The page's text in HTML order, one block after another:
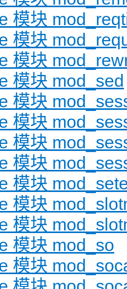
模块
模块
模块
模块 mod_sed
模块
模块
模块
模块
模块
模块
模块
模块 mod_so
模块